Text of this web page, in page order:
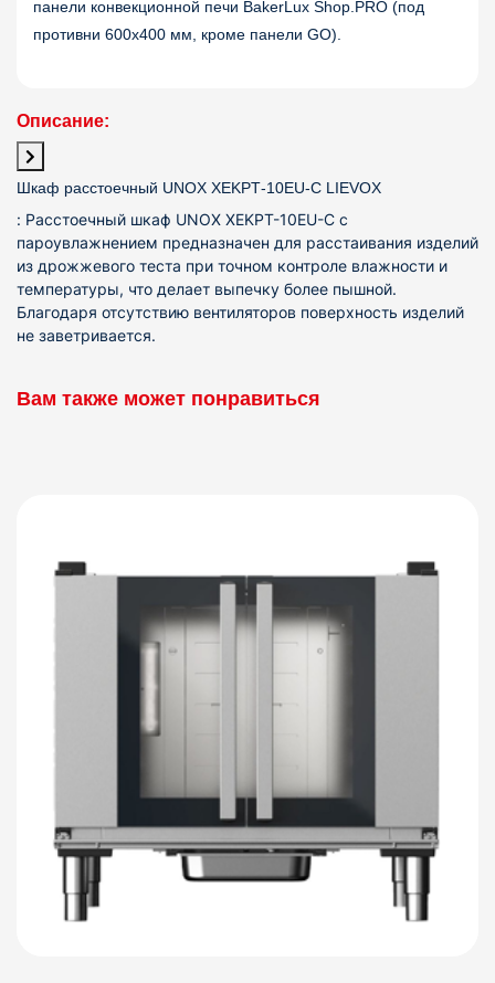
панели конвекционной печи BakerLux Shop.PRO (под
противни 600x400 мм, кроме панели GO).
Описание:
Шкаф расстоечный UNOX XEKPT‑10EU‑C LIEVOX
: Расстоечный шкаф UNOX XEKPT-10EU-C с
пароувлажнением предназначен для расстаивания изделий
из дрожжевого теста при точном контроле влажности и
температуры, что делает выпечку более пышной.
Благодаря отсутствию вентиляторов поверхность изделий
не заветривается.
Вам также может понравиться